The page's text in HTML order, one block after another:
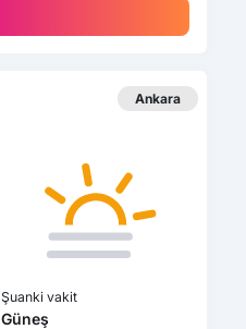
Ankara
Şuanki vakit
Güneş